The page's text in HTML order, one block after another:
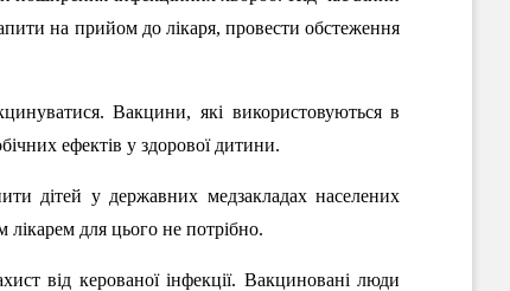
на прийом до лікаря, провести обстеження
Вакцини, які використовуються в
ефектів у здорової дитини.
дітей у державних медзакладах населених
для цього не потрібно.
від керованої інфекції. Вакциновані люди